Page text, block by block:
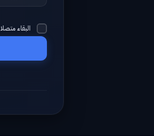
البقاء متصلا